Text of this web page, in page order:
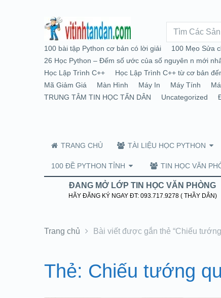
100 bài tập Python cơ bản có lời giải 100 Mẹo Sửa
26 Học Python – Đếm số ước của số nguyên n mới
Học Lập Trình C++
Học Lập Trình C++ từ cơ bản
Mã Giảm Giá
Màn Hình Máy In Máy Tính
TRUNG TÂM TIN HỌC TẤN DÂN
Uncategorized
TRANG CHỦ TÀI LIỆU HỌC PYTHON
100 ĐỀ PYTHON TỈNH TIN HỌC VĂN
ĐANG MỞ LỚP TIN HỌC VĂN PHÒNG
HÃY ĐĂNG KÝ NGAY ĐT: 093.717.9278 ( THẦY DÂN)
Trang chủ Bài viết được gắn thẻ “Chiếu
Thẻ: Chiếu tướng